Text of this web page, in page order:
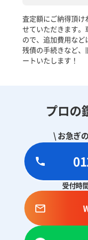
査定額にご納得頂け
せていただきます。
ので、追加費用な
残債の手続きなど、
ートいたします！
プロの
\ お急ぎ
受付時